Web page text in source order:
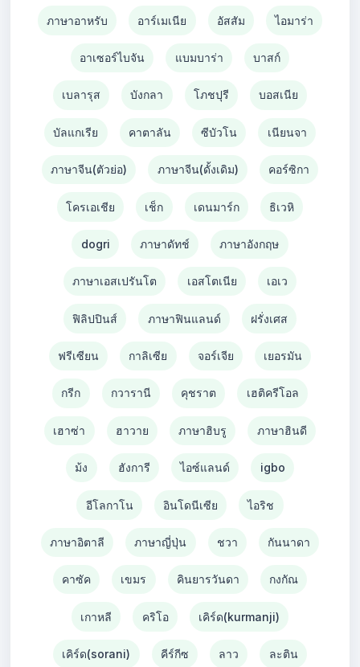
ภาษาอาหรับ อาร์เมเนีย อัสสัม ไอมาร่า
อาเซอร์ไบจัน แบมบาร่า บาสก์
เบลารุส บังกลา โภชปุรี บอสเนีย
บัลแกเรีย คาตาลัน ซีบัวโน เนียนจา
ภาษาจีน(ตัวย่อ) ภาษาจีน(ดั้งเดิม) คอร์ซิกา
โครเอเชีย เช็ก เดนมาร์ก ธิเวหิ
dogri ภาษาดัทช์ ภาษาอังกฤษ
ภาษาเอสเปรันโต เอสโตเนีย เอเว
ฟิลิปปินส์ ภาษาฟินแลนด์ ฝรั่งเศส
ฟรีเซียน กาลิเซีย จอร์เจีย เยอรมัน
กรีก กวารานี คุชราต เฮติครีโอล
เฮาซ่า ฮาวาย ภาษาฮิบรู ภาษาฮินดี
ม้ง ฮังการี ไอซ์แลนด์ igbo
อีโลกาโน อินโดนีเซีย ไอริช
ภาษาอิตาลี ภาษาญี่ปุ่น ชวา กันนาดา
คาซัค เขมร คินยารวันดา กงกัณ
เกาหลี คริโอ เคิร์ด(kurmanji)
เคิร์ด(sorani) คีร์กีซ ลาว ละติน